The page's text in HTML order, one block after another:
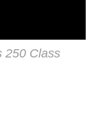
250 Class